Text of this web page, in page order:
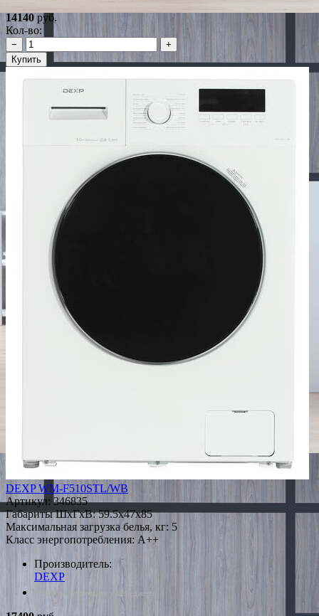
14140 руб.
Кол-во:
−
+
Купить
DEXP WM-F510STL/WB
Артикул: 346835
Габариты ШxГxВ: 59.5x47x85
Максимальная загрузка белья, кг: 5
Класс энергопотребления: A++
Производитель:
DEXP
*Наличие уточняйте у менеджера